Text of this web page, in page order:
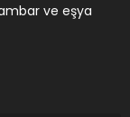
ve eşya